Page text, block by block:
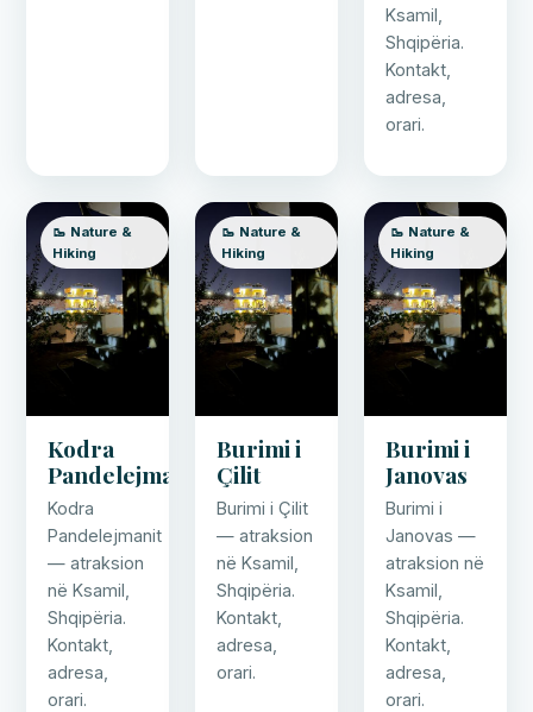
Ksamil,
Shqipëria.
Kontakt,
adresa,
orari.
🥾 Nature &
Hiking
Kodra
Pandelejmanit
Kodra
Pandelejmanit
— atraksion
në Ksamil,
Shqipëria.
Kontakt,
adresa,
orari.
🥾 Nature &
Hiking
Burimi i
Çilit
Burimi i Çilit
— atraksion
në Ksamil,
Shqipëria.
Kontakt,
adresa,
orari.
🥾 Nature &
Hiking
Burimi i
Janovas
Burimi i
Janovas —
atraksion në
Ksamil,
Shqipëria.
Kontakt,
adresa,
orari.